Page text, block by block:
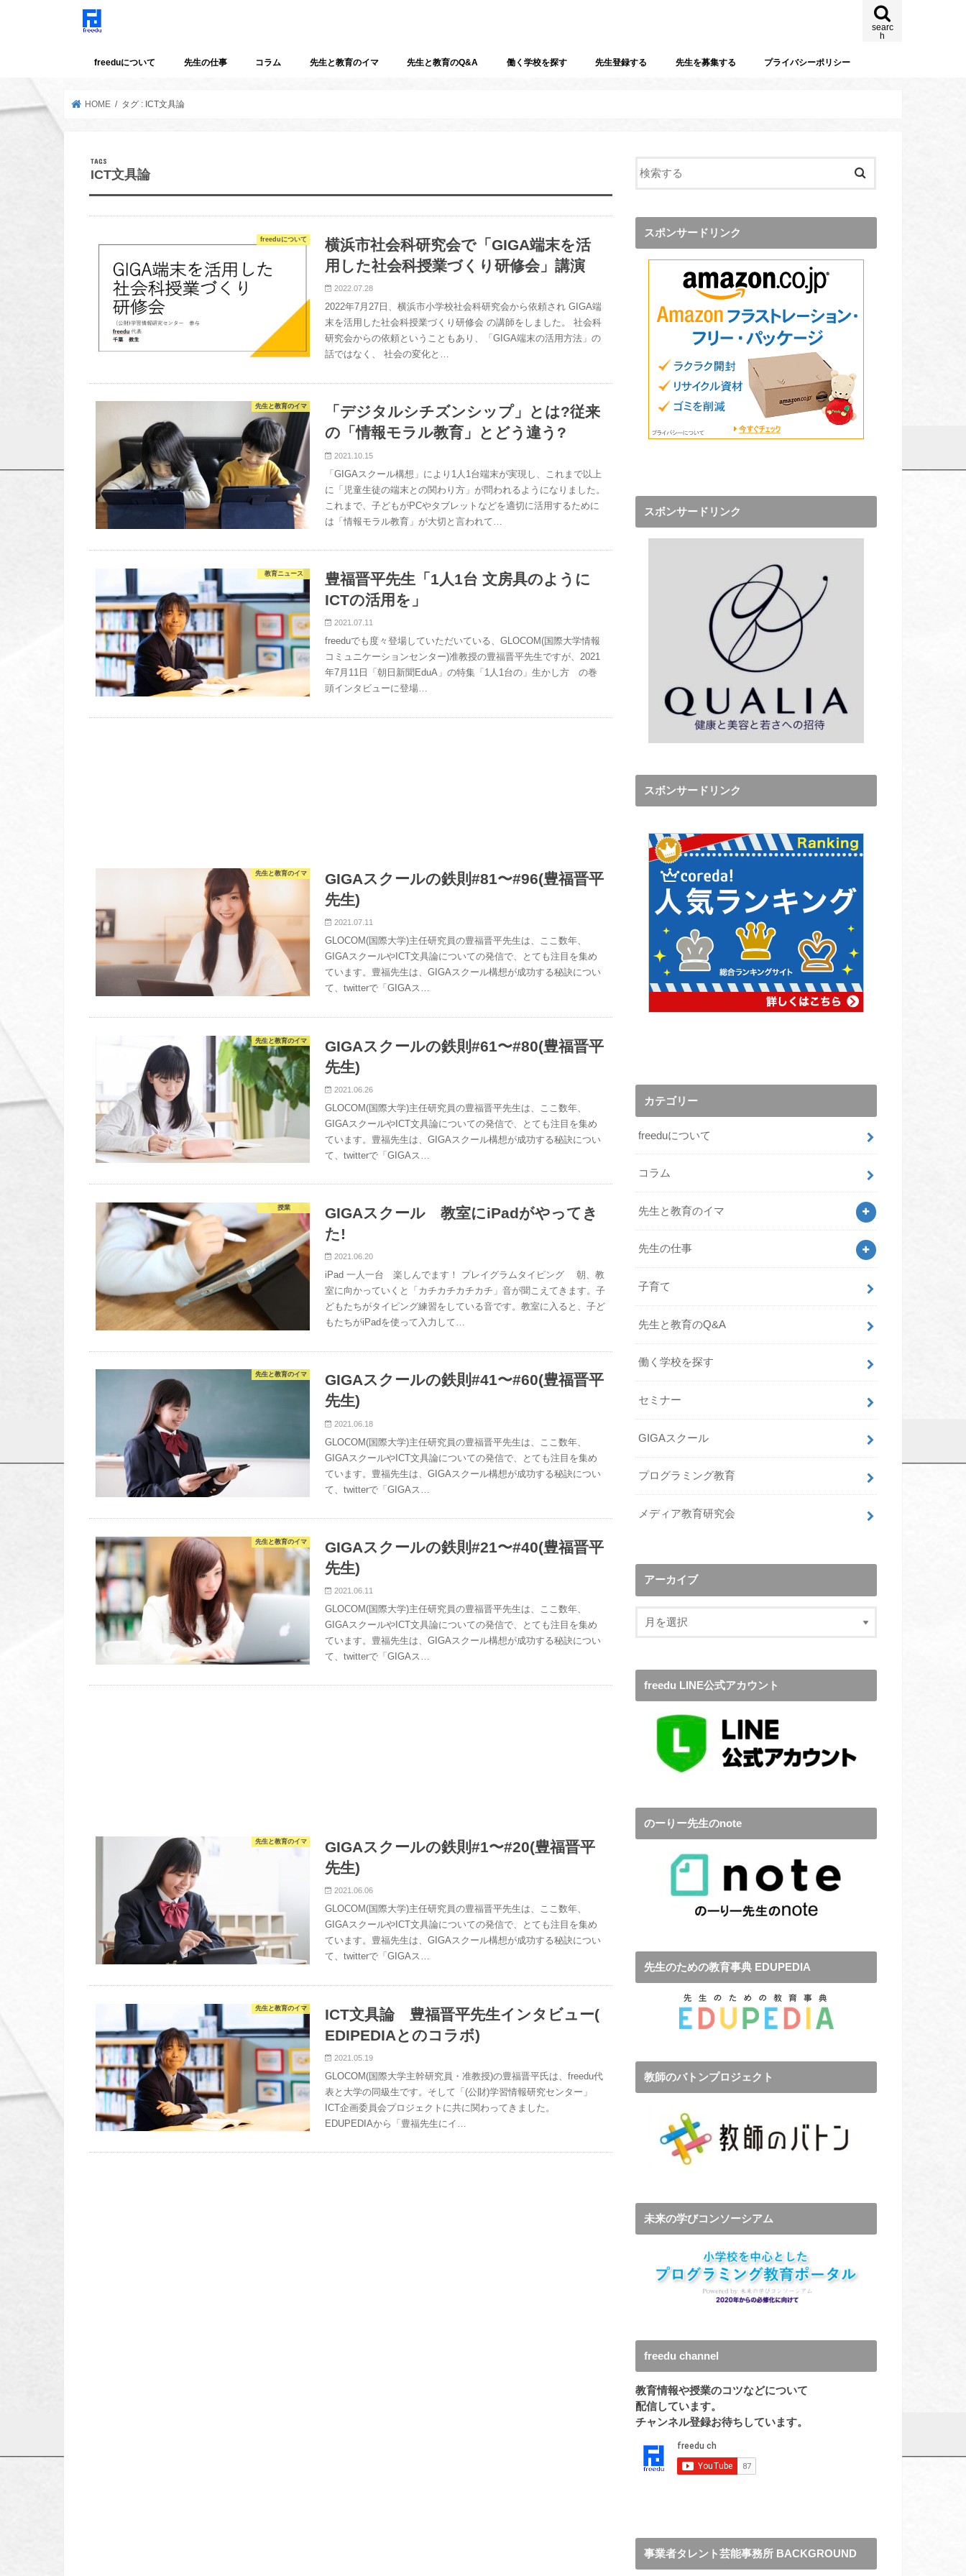
searc
h
freeduについて 先生の仕事 コラム 先生と教育のイマ 先生と教育のQ&A 働く学校を探す 先生登録する 先生を募集する プライバシーポリシー
HOME タグ : ICT文具論
ICT文具論
freeduについて
横浜市社会科研究会で「GIGA端末を活
用した社会科授業づくり研修会」講演
2022.07.28
2022年7月27日、横浜市小学校社会科研究会から依頼され GIGA端
末を活用した社会科授業づくり研修会 の講師をしました。 社会科
研究会からの依頼ということもあり、「GIGA端末の活用方法」の
話ではなく、 社会の変化と…
先生と教育のイマ
「デジタルシチズンシップ」とは?従来
の「情報モラル教育」とどう違う?
2021.10.15
「GIGAスクール構想」により1人1台端末が実現し、これまで以上
に「児童生徒の端末との関わり方」が問われるようになりました。
これまで、子どもがPCやタブレットなどを適切に活用するために
は「情報モラル教育」が大切と言われて…
教育ニュース
豊福晋平先生「1人1台 文房具のように
ICTの活用を」
2021.07.11
freeduでも度々登場していただいている、GLOCOM(国際大学情報
コミュニケーションセンター)准教授の豊福晋平先生ですが、2021
年7月11日「朝日新聞EduA」の特集「1人1台の」生かし方 の巻
頭インタビューに登場…
先生と教育のイマ
GIGAスクールの鉄則#81〜#96(豊福晋平
先生)
2021.07.11
GLOCOM(国際大学)主任研究員の豊福晋平先生は、ここ数年、
GIGAスクールやICT文具論についての発信で、とても注目を集め
ています。豊福先生は、GIGAスクール構想が成功する秘訣につい
て、twitterで「GIGAス…
先生と教育のイマ
GIGAスクールの鉄則#61〜#80(豊福晋平
先生)
2021.06.26
GLOCOM(国際大学)主任研究員の豊福晋平先生は、ここ数年、
GIGAスクールやICT文具論についての発信で、とても注目を集め
ています。豊福先生は、GIGAスクール構想が成功する秘訣につい
て、twitterで「GIGAス…
授業
GIGAスクール 教室にiPadがやってき
た!
2021.06.20
iPad 一人一台 楽しんでます！ プレイグラムタイピング 朝、教
室に向かっていくと「カチカチカチカチ」音が聞こえてきます。子
どもたちがタイピング練習をしている音です。教室に入ると、子ど
もたちがiPadを使って入力して…
先生と教育のイマ
GIGAスクールの鉄則#41〜#60(豊福晋平
先生)
2021.06.18
GLOCOM(国際大学)主任研究員の豊福晋平先生は、ここ数年、
GIGAスクールやICT文具論についての発信で、とても注目を集め
ています。豊福先生は、GIGAスクール構想が成功する秘訣につい
て、twitterで「GIGAス…
先生と教育のイマ
GIGAスクールの鉄則#21〜#40(豊福晋平
先生)
2021.06.11
GLOCOM(国際大学)主任研究員の豊福晋平先生は、ここ数年、
GIGAスクールやICT文具論についての発信で、とても注目を集め
ています。豊福先生は、GIGAスクール構想が成功する秘訣につい
て、twitterで「GIGAス…
先生と教育のイマ
GIGAスクールの鉄則#1〜#20(豊福晋平
先生)
2021.06.06
GLOCOM(国際大学)主任研究員の豊福晋平先生は、ここ数年、
GIGAスクールやICT文具論についての発信で、とても注目を集め
ています。豊福先生は、GIGAスクール構想が成功する秘訣につい
て、twitterで「GIGAス…
先生と教育のイマ
ICT文具論 豊福晋平先生インタビュー(
EDIPEDIAとのコラボ)
2021.05.19
GLOCOM(国際大学主幹研究員・准教授)の豊福晋平氏は、freedu代
表と大学の同級生です。そして「(公財)学習情報研究センター」
ICT企画委員会プロジェクトに共に関わってきました。
EDUPEDIAから「豊福先生にイ…
スポンサードリンク
スボンサードリンク
スボンサードリンク
カテゴリー
freeduについて
コラム
先生と教育のイマ
先生の仕事
子育て
先生と教育のQ&A
働く学校を探す
セミナー
GIGAスクール
プログラミング教育
メディア教育研究会
アーカイブ
freedu LINE公式アカウント
のーりー先生のnote
先生のための教育事典 EDUPEDIA
教師のバトンプロジェクト
未来の学びコンソーシアム
freedu channel
教育情報や授業のコツなどについて
配信しています。
チャンネル登録お待ちしています。
事業者タレント芸能事務所 BACKGROUND